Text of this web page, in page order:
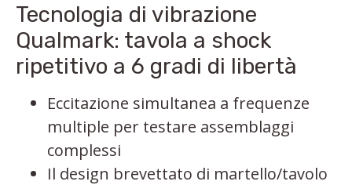
Tecnologia di vibrazione
Qualmark: tavola a shock
ripetitivo a 6 gradi di libertà
Eccitazione simultanea a frequenze
multiple per testare assemblaggi
complessi
Il design brevettato di martello/tavolo